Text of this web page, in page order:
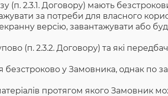
(п. 2.3.1. Договору) мають
за потреби для власного
версію, завантажувати або
(п. 2.3.2. Договору) та які
у Замовника, однак по
протягом якого Замовник